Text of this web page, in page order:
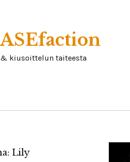
kiusoittelun taiteesta
Lily